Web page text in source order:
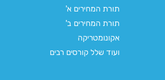
תורת המחירים א'
תורת המחירים ב'
אקונומטריקה
ועוד שלל קורסים רבים